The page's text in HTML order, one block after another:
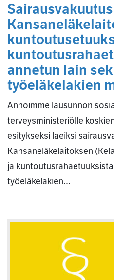
annetun lain
työeläkelakien
Annoimme lausunnon
terveysministeriölle
esitykseksi laeiksi
Kansaneläkelaitoksen
ja
työeläkelakien…